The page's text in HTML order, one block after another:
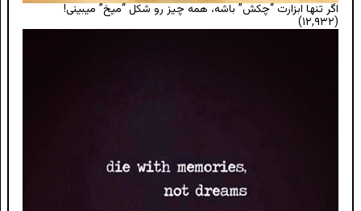
اگر تنها ابزارت “چکش” باشه، همه چیز رو شکل “میخ” میبینی!
(۱۲,۹۳۲)